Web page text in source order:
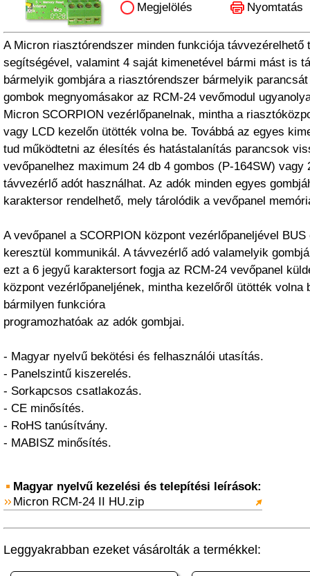
Megjelölés Nyomtatás
A Micron riasztórendszer minden funkciója távvezérelhető
segítségével, valamint 4 saját kimenetével bármi mást is
bármelyik gombjára a riasztórendszer bármelyik
gombok megnyomásakor az RCM-24 vevőmodul
Micron SCORPION vezérlőpanelnak, mintha a
vagy LCD kezelőn ütötték volna be. Továbbá az egyes
tud működtetni az élesítés és hatástalanítás parancsok
vevőpanelhez maximum 24 db 4 gombos (P-164SW) vagy
távvezérlő adót használhat. Az adók minden egyes
karaktersor rendelhető, mely tárolódik a vevőpanel
A vevőpanel a SCORPION központ vezérlőpaneljével
keresztül kommunikál. A távvezérlő adó valamelyik
ezt a 6 jegyű karaktersort fogja az RCM-24 vevőpanel
központ vezérlőpaneljének, mintha kezelőről ütötték volna
bármilyen funkcióra
programozhatóak az adók gombjai.
- Magyar nyelvű bekötési és felhasználói utasítás.
- Panelszintű kiszerelés.
- Sorkapcsos csatlakozás.
- CE minősítés.
- RoHS tanúsítvány.
- MABISZ minősítés.
Magyar nyelvű kezelési és telepítési leírások:
Micron RCM-24 II HU.zip
Leggyakrabban ezeket vásárolták a termékkel: